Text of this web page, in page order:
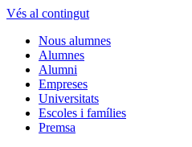
Vés al contingut
Nous alumnes
Alumnes
Alumni
Empreses
Universitats
Escoles i famílies
Premsa